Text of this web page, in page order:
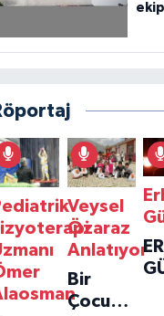
Veysel
Özaraz
Anlatıyor
Bir
Çocuğun